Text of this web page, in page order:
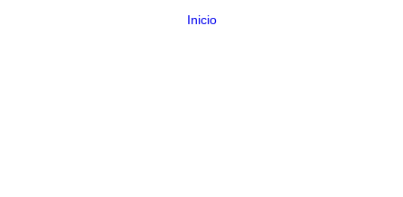
Inicio